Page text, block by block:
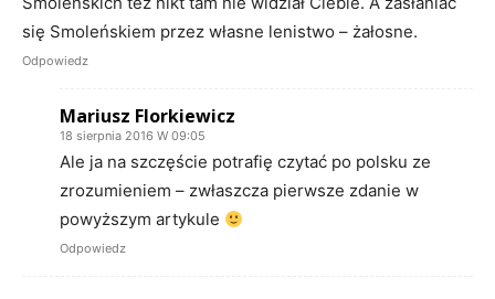
się Smoleńskiem przez własne lenistwo – żałosne.
Odpowiedz
Mariusz Florkiewicz
18 sierpnia 2016 W 09:05
Ale ja na szczęście potrafię czytać po polsku ze
zrozumieniem – zwłaszcza pierwsze zdanie w
powyższym artykule
Odpowiedz